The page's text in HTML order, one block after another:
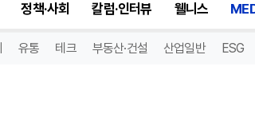
정책·사회 칼럼·인터뷰 웰니스
유통 테크 부동산·건설 산업일반 ESG